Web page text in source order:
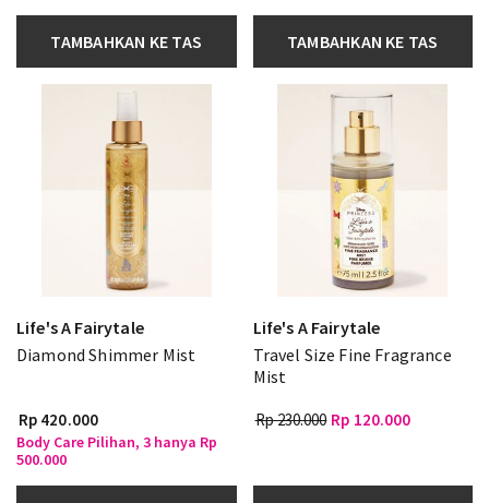
TAMBAHKAN KE TAS TAMBAHKAN KE TAS
Life's A Fairytale
Diamond Shimmer Mist
Rp 420.000
Body Care Pilihan, 3 hanya Rp
500.000
Life's A Fairytale
Travel Size Fine Fragrance
Mist
Rp 230.000 Rp 120.000